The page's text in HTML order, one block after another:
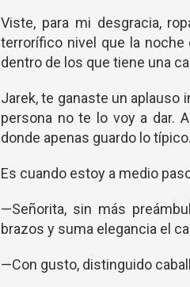
Viste, para mi desgracia,
terrorífico nivel que la noche
dentro de los que tiene una
Jarek, te ganaste un aplauso
persona no te lo voy a dar.
donde apenas guardo lo típico.
Es cuando estoy a medio
—Señorita, sin más
brazos y suma elegancia el
—Con gusto, distinguido